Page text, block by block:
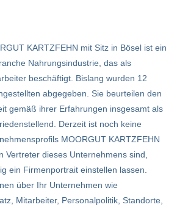
KARTZFEHN mit Sitz in Bösel ist ein
Nahrungsindustrie, das als
beschäftigt. Bislang wurden 12
abgegeben. Sie beurteilen den
gemäß ihrer Erfahrungen insgesamt als
Derzeit ist noch keine
MOORGUT KARTZFEHN
Vertreter dieses Unternehmens sind,
ein Firmenportrait einstellen lassen.
über Ihr Unternehmen wie
Mitarbeiter, Personalpolitik, Standorte,